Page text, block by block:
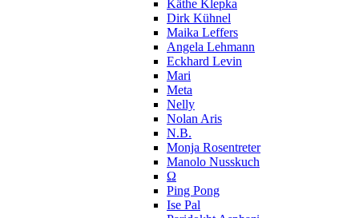
Käthe Klepka
Dirk Kühnel
Maika Leffers
Angela Lehmann
Eckhard Levin
Mari
Meta
Nelly
Nolan Aris
N.B.
Monja Rosentreter
Manolo Nusskuch
Ω
Ping Pong
Ise Pal